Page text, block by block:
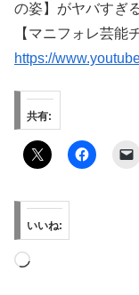
の姿】がヤバすぎ
【マニフォレ芸能
https://
共有:
いいね:
読